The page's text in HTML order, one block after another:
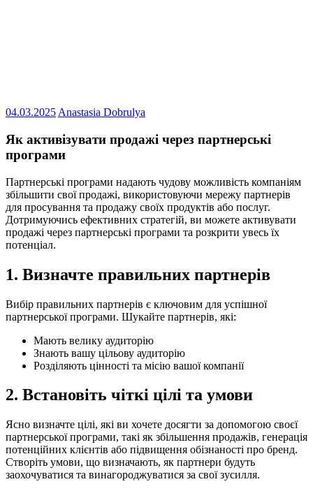
04.03.2025 Anastasia Dobrulya
Як активізувати продажі через партнерські
програми
Партнерські програми надають чудову можливість компаніям
збільшити свої продажі, використовуючи мережу партнерів
для просування та продажу своїх продуктів або послуг.
Дотримуючись ефективних стратегій, ви можете активувати
продажі через партнерські програми та розкрити увесь їх
потенціал.
1. Визначте правильних партнерів
Вибір правильних партнерів є ключовим для успішної
партнерської програми. Шукайте партнерів, які:
Мають велику аудиторію
Знають вашу цільову аудиторію
Розділяють цінності та місію вашої компанії
2. Встановіть чіткі цілі та умови
Ясно визначте цілі, які ви хочете досягти за допомогою своєї
партнерської програми, такі як збільшення продажів, генерація
потенційних клієнтів або підвищення обізнаності про бренд.
Створіть умови, що визначають, як партнери будуть
заохочуватися та винагороджуватися за свої зусилля.